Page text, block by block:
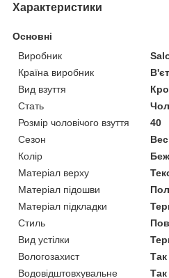
Характеристики
Основні
Виробник
Країна виробник
Вид взуття
Стать
Розмір чоловічого взуття
40
Сезон
Колір
Матеріал верху
Матеріал підошви
Матеріал підкладки
Стиль
Вид устілки
Вологозахист
Так
Водовідштовхувальне
Так